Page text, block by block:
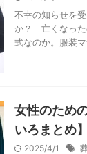
不幸の知らせを
か？ 亡くなった
式なのか。服装
女性のため
いろまとめ】
2025/4/1